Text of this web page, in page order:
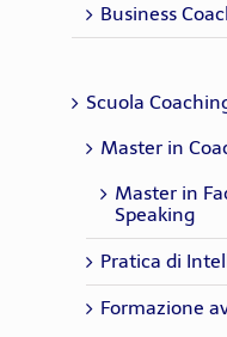
Business
Scuola
Master in
Master in
Speaking
Pratica di
Formazione